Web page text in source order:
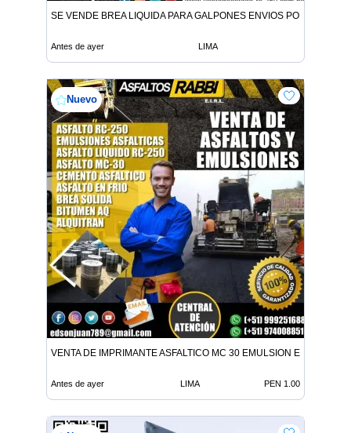
SE VENDE BREA LIQUIDA PARA GALPONES ENVIOS POR
Antes de ayer LIMA
Nuevo
VENTA DE IMPRIMANTE ASFALTICO MC 30 EMULSION EN TODO
Antes de ayer LIMA PEN 1.00